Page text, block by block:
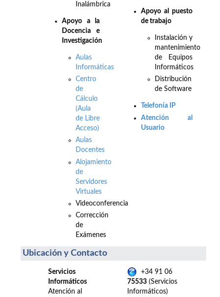
Inalámbrica
Apoyo a la
Docencia e
Investigación
Aulas
Informáticas
Centro
de
Cálculo
(Aula
de Libre
Acceso)
Aulas
Docentes
Alojamiento
de
Servidores
Virtuales
Videoconferencia
Corrección
de
Exámenes
Apoyo al puesto
de trabajo
Instalación y
mantenimiento
de Equipos
Informáticos
Distribución
de Software
Telefonía IP
Atención al
Usuario
Ubicación y Contacto
Servicios
Informáticos
Atención al
+34 91 06
75533 (Servicios
Informáticos)